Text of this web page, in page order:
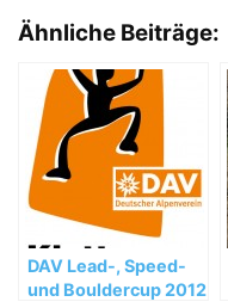
Ähnliche Beiträge:
DAV Lead-, Speed-
und Bouldercup 2012